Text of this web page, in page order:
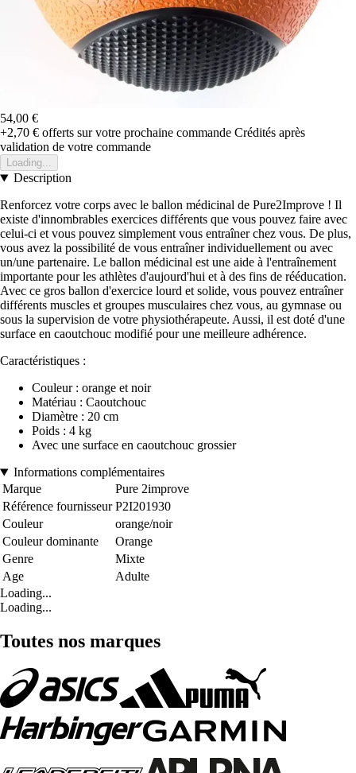
54,00 €
+2,70 € offerts sur votre prochaine commande Crédités après
validation de votre commande
Loading...
Description
Renforcez votre corps avec le ballon médicinal de Pure2Improve ! Il
existe d'innombrables exercices différents que vous pouvez faire avec
celui-ci et vous pouvez simplement vous entraîner chez vous. De plus,
vous avez la possibilité de vous entraîner individuellement ou avec
un/une partenaire. Le ballon médicinal est une aide à l'entraînement
importante pour les athlètes d'aujourd'hui et à des fins de rééducation.
Avec ce gros ballon d'exercice lourd et solide, vous pouvez entraîner
différents muscles et groupes musculaires chez vous, au gymnase ou
sous la supervision de votre physiothérapeute. Aussi, il est doté d'une
surface en caoutchouc modifié pour une meilleure adhérence.
Caractéristiques :
Couleur : orange et noir
Matériau : Caoutchouc
Diamètre : 20 cm
Poids : 4 kg
Avec une surface en caoutchouc grossier
Informations complémentaires
Marque
Pure 2improve
Référence fournisseur P2I201930
Couleur
orange/noir
Couleur dominante
Orange
Genre
Mixte
Age
Adulte
Loading...
Loading...
Toutes nos marques